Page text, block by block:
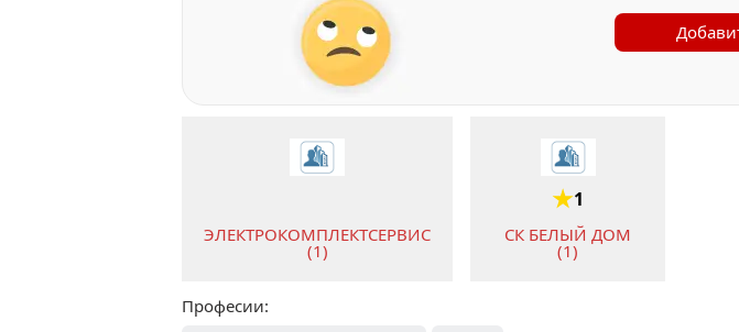
ЭЛЕКТРОКОМПЛЕКТСЕРВИС
(1)
1
СК БЕЛЫЙ ДОМ
(1)
Професии: